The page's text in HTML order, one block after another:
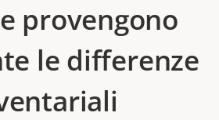
provengono
le differenze